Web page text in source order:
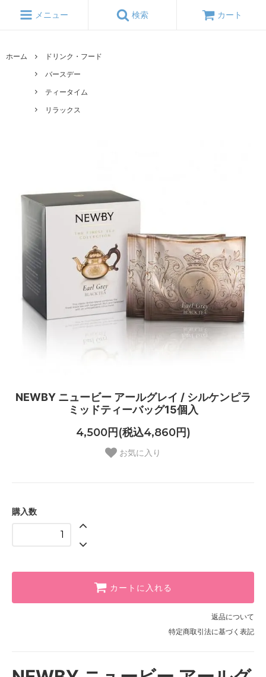
メニュー 検索 カート
ホーム
ドリンク・フード
バースデー
ティータイム
リラックス
NEWBY ニュービー アールグレイ / シルケンピラ
ミッドティーバッグ15個入
4,500円(税込4,860円)
お気に入り
購入数
カートに入れる
返品について
特定商取引法に基づく表記